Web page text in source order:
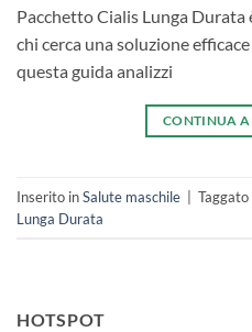
Pacchetto Cialis Lunga
chi cerca una soluzione
questa guida analizzi
CONTINUA A
Inserito inSalute maschile Taggato
Lunga Durata
HOTSPOT